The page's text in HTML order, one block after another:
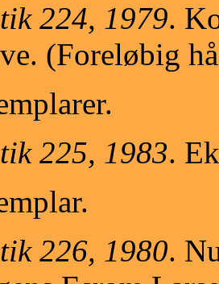
224, 1979.
(Foreløbig
225, 1983.
226, 1980.